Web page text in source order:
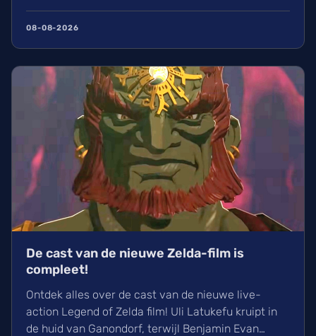
dochter. Na zijn succes met They Will Kill You werkt
Sokolov nu samen met productiehuis 21 Laps. Wij
08-08-2026
De cast van de nieuwe Zelda-film is
compleet!
Ontdek alles over de cast van de nieuwe live-
action Legend of Zelda film! Uli Latukefu kruipt in
de huid van Ganondorf, terwijl Benjamin Evan